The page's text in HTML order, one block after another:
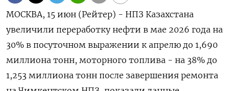
МОСКВА, 15 июн (Рейтер) - НПЗ Казахстана
увеличили переработку нефти в мае 2026 года на
30% в посуточном ‌выражении к апрелю до 1,690
миллиона тонн, моторного топлива - на 38% до
1,253 миллиона тонн после ​завершения ремонта